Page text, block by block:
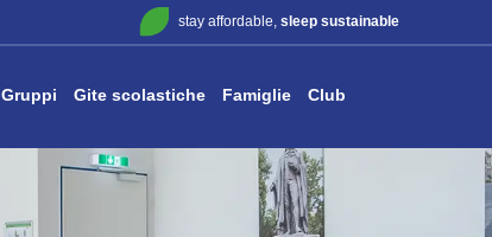
stay affordable, sleep sustainable
Gruppi Gite scolastiche Famiglie Club